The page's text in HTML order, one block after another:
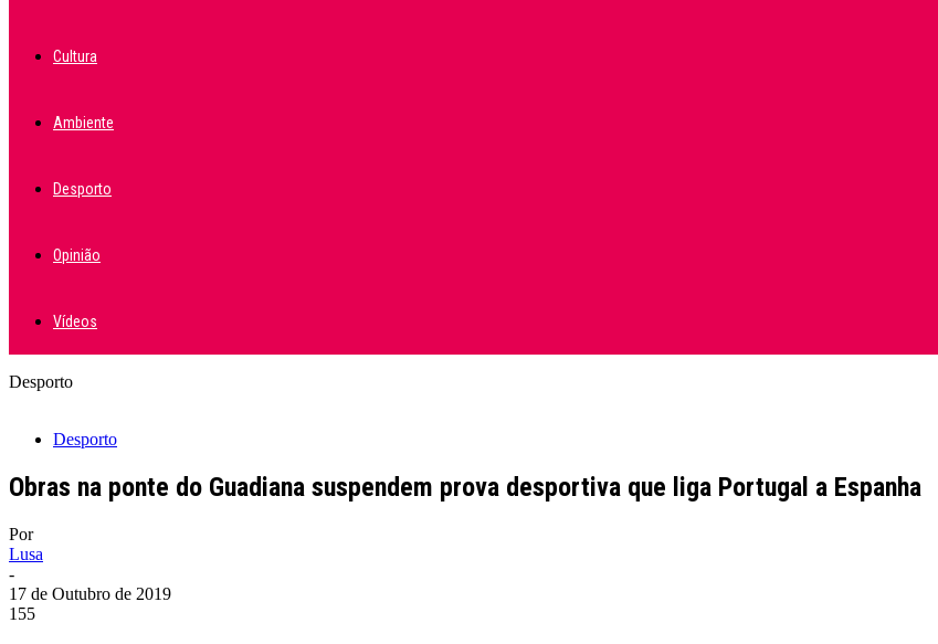
Cultura
Ambiente
Desporto
Opinião
Vídeos
Desporto
Desporto
Obras na ponte do Guadiana suspendem prova desportiva que liga Portugal a Espanha
Por
Lusa
-
17 de Outubro de 2019
155